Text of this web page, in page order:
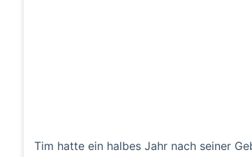
Tim hatte ein halbes Jahr nach seiner